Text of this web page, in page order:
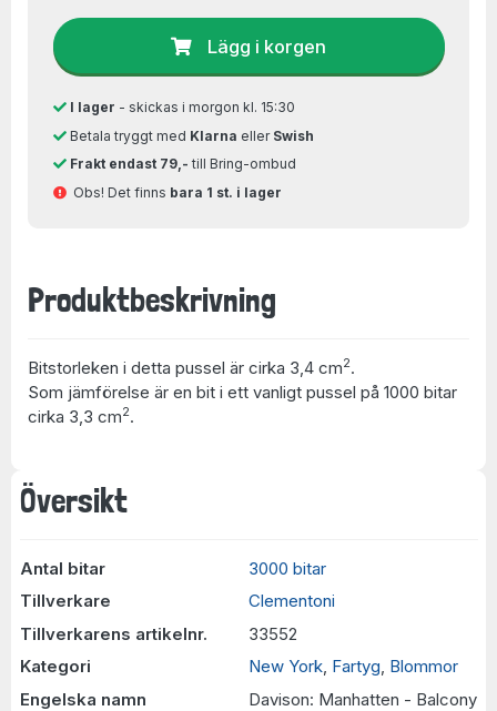
Översikt
Antal bitar
3000 bitar
Tillverkare
Clementoni
Tillverkarens artikelnr.
33552
Kategori
New York, Fartyg, Blommor
Engelska namn
Davison: Manhatten - Balcony
Lägg i korgen
I lager - skickas i morgon kl. 15:30
Betala tryggt med Klarna eller Swish
Frakt endast 79,- till Bring-ombud
Obs! Det finns bara 1 st. i lager
Produktbeskrivning
Bitstorleken i detta pussel är cirka 3,4 cm2.
Som jämförelse är en bit i ett vanligt pussel på 1000 bitar
cirka 3,3 cm2.